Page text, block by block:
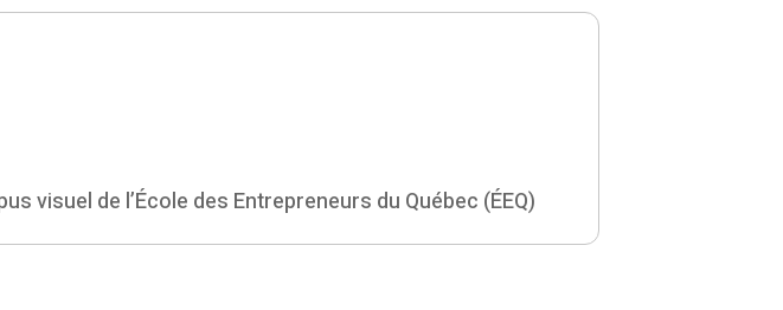
de l’École des Entrepreneurs du Québec (ÉEQ)